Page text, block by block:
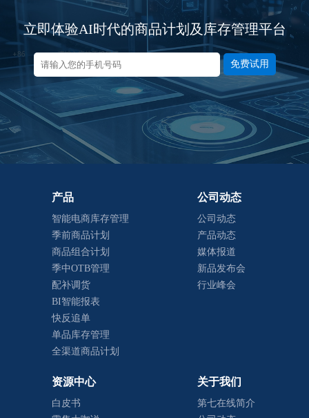
立即体验AI时代的商品计划及库存管理平台
免费试用
产品
智能电商库存管理
季前商品计划
商品组合计划
季中OTB管理
配补调货
BI智能报表
快反追单
单品库存管理
全渠道商品计划
公司动态
公司动态
产品动态
媒体报道
新品发布会
行业峰会
资源中心
白皮书
关于我们
第七在线简介